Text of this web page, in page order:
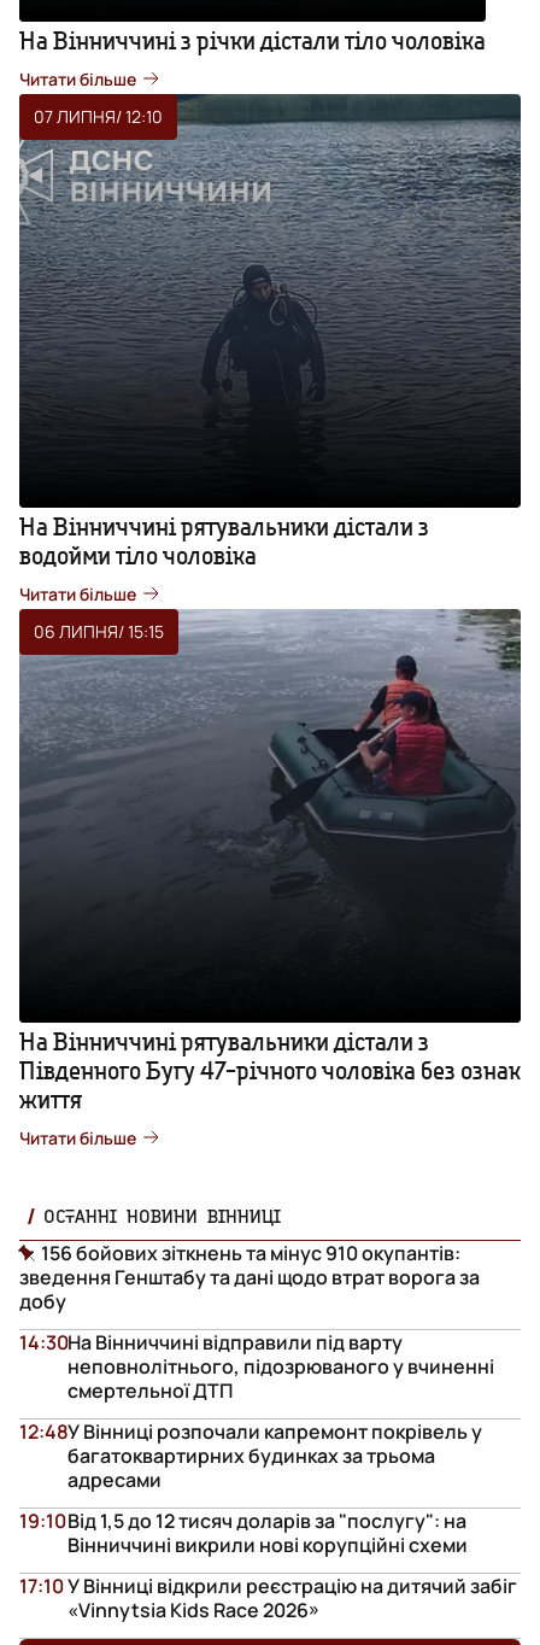
На Вінниччині з річки дістали тіло чоловіка
Читати більше
07 ЛИПНЯ/ 12:10
На Вінниччині рятувальники дістали з
водойми тіло чоловіка
Читати більше
06 ЛИПНЯ/ 15:15
На Вінниччині рятувальники дістали з
Південного Бугу 47-річного чоловіка без ознак
життя
Читати більше
ОСТАННІ НОВИНИ ВІННИЦІ
156 бойових зіткнень та мінус 910 окупантів:
зведення Генштабу та дані щодо втрат ворога за
добу
На Вінниччині відправили під варту
неповнолітнього, підозрюваного у вчиненні
смертельної ДТП
14:30
У Вінниці розпочали капремонт покрівель у
багатоквартирних будинках за трьома
адресами
12:48
Від 1,5 до 12 тисяч доларів за "послугу": на
Вінниччині викрили нові корупційні схеми
19:10
У Вінниці відкрили реєстрацію на дитячий забіг
«Vinnytsia Kids Race 2026»
17:10